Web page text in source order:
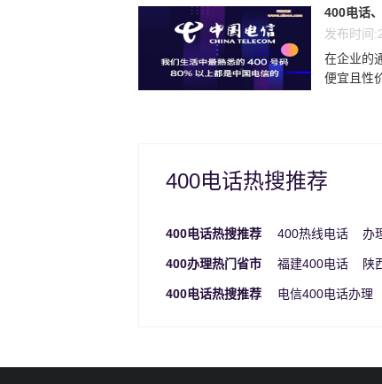
400电话
发布时间
在企业的
便宜且性
400电话热搜推荐
400电话热搜推荐 400热线电话 办
400办理热门省市 福建400电话 陕
400电话热搜推荐 电信400电话办理